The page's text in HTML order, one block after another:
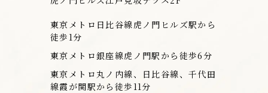
東京メトロ日比谷線虎ノ門ヒルズ駅から
徒歩1分
東京メトロ銀座線虎ノ門駅から徒歩6分
東京メトロ丸ノ内線、日比谷線、千代田
線霞が関駅から徒歩11分